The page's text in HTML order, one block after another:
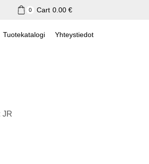
0 Cart 0.00 €
Tuotekatalogi Yhteystiedot
JR